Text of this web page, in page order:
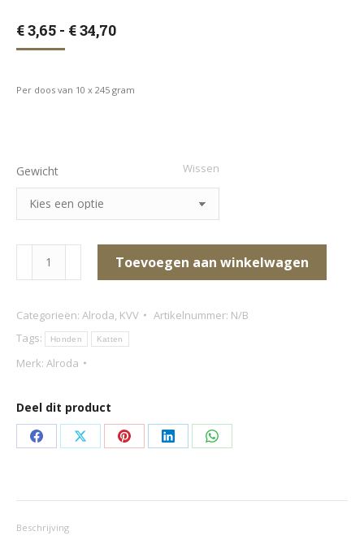
€3,65 - €34,70Prijsklasse:
Per doos van 10 x 245 gram
Gewicht Wissen
100%
Lamshart
aantal
Toevoegen aan winkelwagen
Categorieën: Alroda, KVV Artikelnummer: N/B
Tags:
Honden Katten
Merk: Alroda
Deel dit product
Deel
Facebook
Deel
X
Deel
Pinterest
Deel
LinkedIn
Deel
WhatsApp
Beschrijving